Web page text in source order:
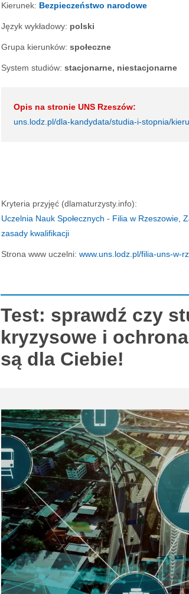
Kierunek: Bezpieczeństwo narodowe
Język wykładowy: polski
Grupa kierunków: społeczne
System studiów: sta­cjo­nar­ne, nie­sta­cjo­nar­ne
Opis na stronie UNS Rzeszów:
uns.lodz.pl/dla-kandydata/studia-i-stopnia/
Kryteria przyjęć (dlamaturzysty.info):
Uczelnia Nauk Społecznych - Filia w
zasady kwalifikacji
Strona www uczelni: www.uns.lodz.pl/filia-uns-w-
Test: sprawdź czy
kryzysowe i
są dla Ciebie!